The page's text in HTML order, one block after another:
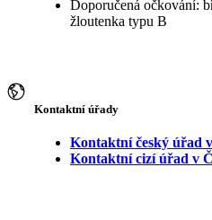
Doporučená očkování:
žloutenka typu B
Kontaktní úřady
Kontaktní český úřad
Kontaktní cizí úřad v